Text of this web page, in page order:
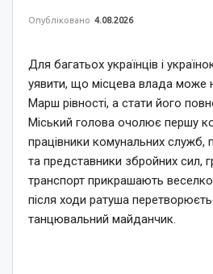
Опубліковано 4.08.2026
Для багатьох українців і
уявити, що місцева влада може
Марш рівності, а стати його
Міський голова очолює першу
працівники комунальних
та представники збройних сил,
транспорт прикрашають
після ходи ратуша
танцювальний майданчик.